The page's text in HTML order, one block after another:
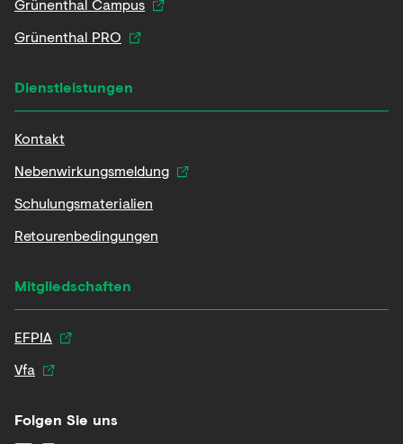
Grünenthal PRO
Dienstleistungen
Kontakt
Nebenwirkungsmeldung
Schulungsmaterialien
Retourenbedingungen
Mitgliedschaften
EFPIA
Vfa
Folgen Sie uns